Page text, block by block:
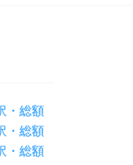
・総額
・総額
・総額